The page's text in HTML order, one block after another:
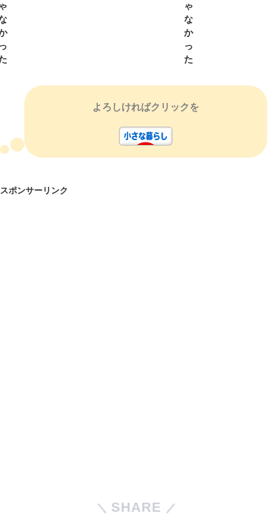
ゃ
な
か
っ
た
よろしければクリックを
スポンサーリンク
SHARE